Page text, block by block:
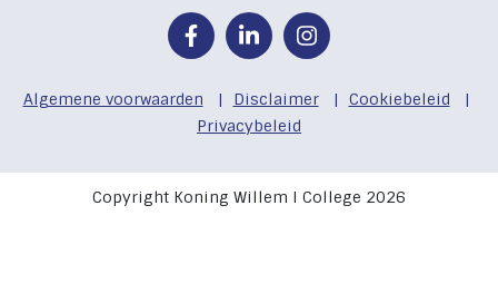
Algemene voorwaarden | Disclaimer | Cookiebeleid
|
Privacybeleid
Copyright Koning Willem I College 2026